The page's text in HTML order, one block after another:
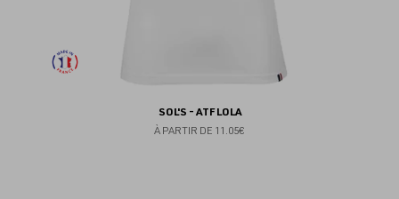
SOL'S - ATF LOLA
À PARTIR DE 11.05€